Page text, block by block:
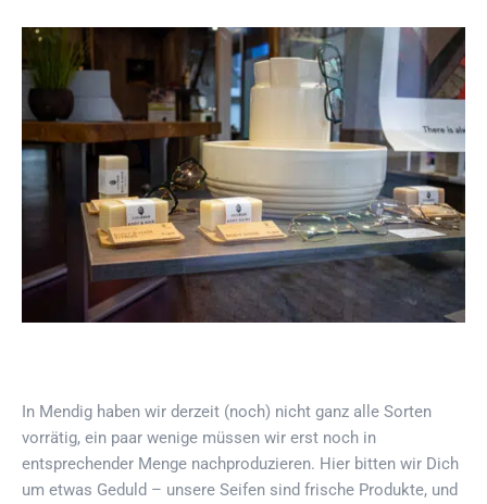
In Mendig haben wir derzeit (noch) nicht ganz alle Sorten
vorrätig, ein paar wenige müssen wir erst noch in
entsprechender Menge nachproduzieren. Hier bitten wir Dich
um etwas Geduld – unsere Seifen sind frische Produkte, und